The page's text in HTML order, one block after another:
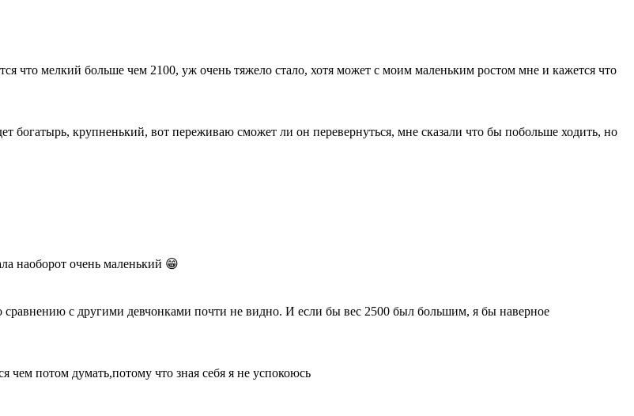
что мелкий больше чем 2100, уж очень тяжело стало, хотя может с моим маленьким ростом мне и кажется что
богатырь, крупненький, вот переживаю сможет ли он перевернуться, мне сказали что бы побольше ходить, но
наоборот очень маленький 😁
с другими девчонками почти не видно. И если бы вес 2500 был большим, я бы наверное
чем потом думать,потому что зная себя я не успокоюсь